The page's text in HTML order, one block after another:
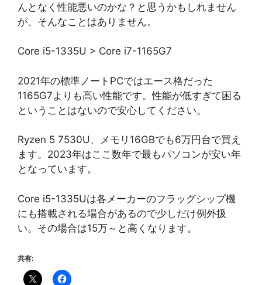
んとなく性能悪いのかな？と思うかもしれません
が、そんなことはありません。
Core i5-1335U > Core i7-1165G7
2021年の標準ノートPCではエース格だった
1165G7よりも高い性能です。性能が低すぎて困る
ということはないので安心してください。
Ryzen 5 7530U、メモリ16GBでも6万円台で買え
ます。2023年はここ数年で最もパソコンが安い年
となっています。
Core i5-1335Uは各メーカーのフラッグシップ機
にも搭載される場合があるので少しだけ例外扱
い。その場合は15万～と高くなります。
共有: